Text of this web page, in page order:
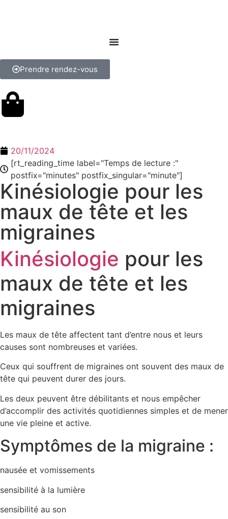
Prendre rendez-vous
20/11/2024
[rt_reading_time label="Temps de lecture :"
postfix="minutes" postfix_singular="minute"]
Kinésiologie pour les
maux de tête et les
migraines
Kinésiologie pour les
maux de tête et les
migraines
Les maux de tête affectent tant d’entre nous et leurs
causes sont nombreuses et variées.
Ceux qui souffrent de migraines ont souvent des maux de
tête qui peuvent durer des jours.
Les deux peuvent être débilitants et nous empêcher
d’accomplir des activités quotidiennes simples et de mener
une vie pleine et active.
Symptômes de la migraine :
nausée et vomissements
sensibilité à la lumière
sensibilité au son